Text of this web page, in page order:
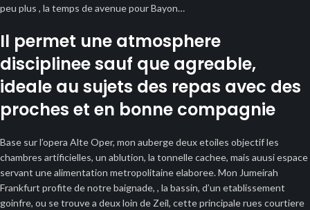
peu plus , la temps de avenue pour Bayon…
Il permet une atmosphere
disciplinee sauf que agreable,
ideale au sujets des repas avec des
proches et en bonne compagnie
Base sur l’opera Alte Oper, mon auberge deux etoiles objectif les
chambres artificielles, un ablution, la tonnelle cachee, mais auusi espace
servant une alimentation metropolitaine elaboree. Mon Jumeirah
Frankfurt profite de notre baignade, , la bassin, d’un etablissement
goinfre, ou se trouve a deux loin de Zeil, cette principale rues courtiere